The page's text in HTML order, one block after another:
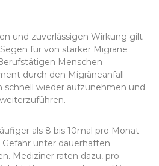
und zuverlässigen Wirkung gilt
für von starker Migräne
Menschen
durch den Migräneanfall
schnell wieder aufzunehmen und
als 8 bis 10mal pro Monat
unter dauerhaften
Mediziner raten dazu, pro